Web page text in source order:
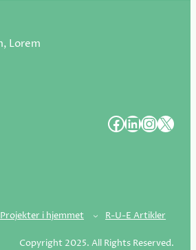
Lorem
####
Projekter i hjemmet R-U-E Artikler
Copyright 2025. All Rights Reserved.